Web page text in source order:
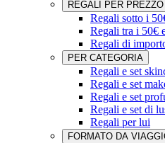
REGALI PER PREZZO​
Regali sotto i
Regali tra i 50€
Regali di
PER CATEGORIA
Regali e set
Regali e set
Regali e set
Regali e set di
Regali per lui
FORMATO DA